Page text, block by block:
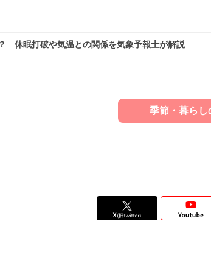
休眠打破や気温との関係を気象予報士が解説
季節・暮らし